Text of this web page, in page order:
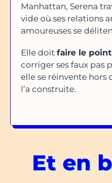
Manhattan, Serena
vide où ses relations
amoureuses se
Elle doit faire le
corriger ses faux pas
elle se réinvente hors
l’a construite.
Et en